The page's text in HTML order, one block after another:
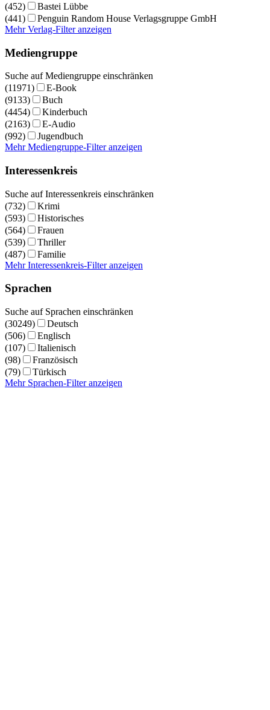
(452)
Bastei Lübbe
(441)
Penguin Random House Verlagsgruppe GmbH
Mehr Verlag-Filter anzeigen
Mediengruppe
Suche auf Mediengruppe einschränken
(11971)
E-Book
(9133)
Buch
(4454)
Kinderbuch
(2163)
E-Audio
(992)
Jugendbuch
Mehr Mediengruppe-Filter anzeigen
Interessenkreis
Suche auf Interessenkreis einschränken
(732)
Krimi
(593)
Historisches
(564)
Frauen
(539)
Thriller
(487)
Familie
Mehr Interessenkreis-Filter anzeigen
Sprachen
Suche auf Sprachen einschränken
(30249)
Deutsch
(506)
Englisch
(107)
Italienisch
(98)
Französisch
(79)
Türkisch
Mehr Sprachen-Filter anzeigen